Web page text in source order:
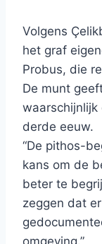
Volgens
het graf
Probus, die
De munt
derde eeuw.
“De pithos-
kans om de
beter te
zeggen dat